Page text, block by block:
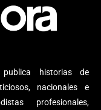
historias de
nacionales e
profesionales,